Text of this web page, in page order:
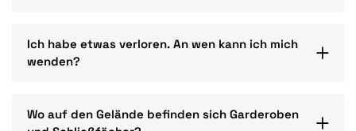
Ich habe etwas verloren. An wen kann ich mich
wenden?
Wo auf den Gelände befinden sich Garderoben